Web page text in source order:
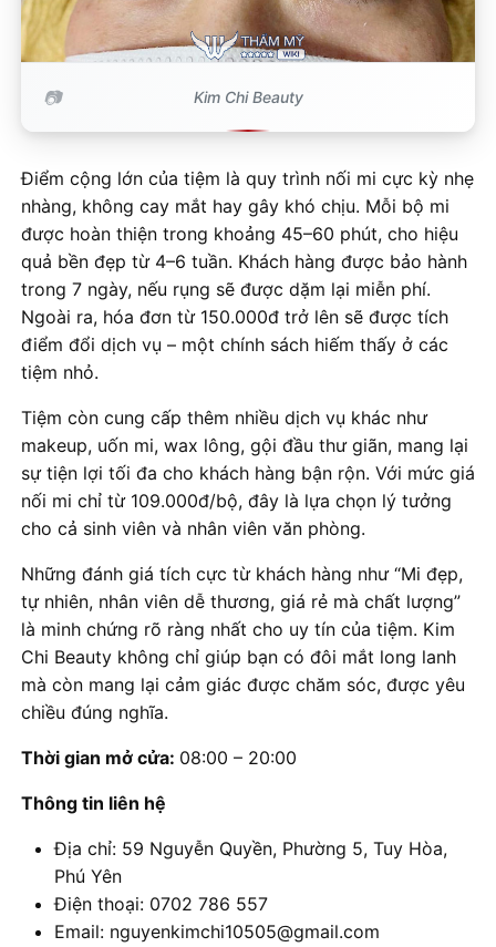
Kim Chi Beauty
Điểm cộng lớn của tiệm là quy trình nối mi cực kỳ nhẹ
nhàng, không cay mắt hay gây khó chịu. Mỗi bộ mi
được hoàn thiện trong khoảng 45–60 phút, cho hiệu
quả bền đẹp từ 4–6 tuần. Khách hàng được bảo hành
trong 7 ngày, nếu rụng sẽ được dặm lại miễn phí.
Ngoài ra, hóa đơn từ 150.000đ trở lên sẽ được tích
điểm đổi dịch vụ – một chính sách hiếm thấy ở các
tiệm nhỏ.
Tiệm còn cung cấp thêm nhiều dịch vụ khác như
makeup, uốn mi, wax lông, gội đầu thư giãn, mang lại
sự tiện lợi tối đa cho khách hàng bận rộn. Với mức giá
nối mi chỉ từ 109.000đ/bộ, đây là lựa chọn lý tưởng
cho cả sinh viên và nhân viên văn phòng.
Những đánh giá tích cực từ khách hàng như “Mi đẹp,
tự nhiên, nhân viên dễ thương, giá rẻ mà chất lượng”
là minh chứng rõ ràng nhất cho uy tín của tiệm. Kim
Chi Beauty không chỉ giúp bạn có đôi mắt long lanh
mà còn mang lại cảm giác được chăm sóc, được yêu
chiều đúng nghĩa.
Thời gian mở cửa: 08:00 – 20:00
Thông tin liên hệ
Địa chỉ: 59 Nguyễn Quyền, Phường 5, Tuy Hòa,
Phú Yên
Điện thoại: 0702 786 557
Email: nguyenkimchi10505@gmail.com